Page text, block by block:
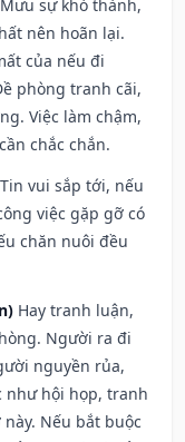
Mưu sự khó thành,
nên hoãn lại.
của nếu đi
phòng tranh cãi,
Việc làm chậm,
chắc chắn.
Tin vui sắp tới, nếu
việc gặp gỡ có
chăn nuôi đều
Hay tranh luận,
Người ra đi
nguyền rủa,
như hội họp, tranh
Nếu bắt buộc